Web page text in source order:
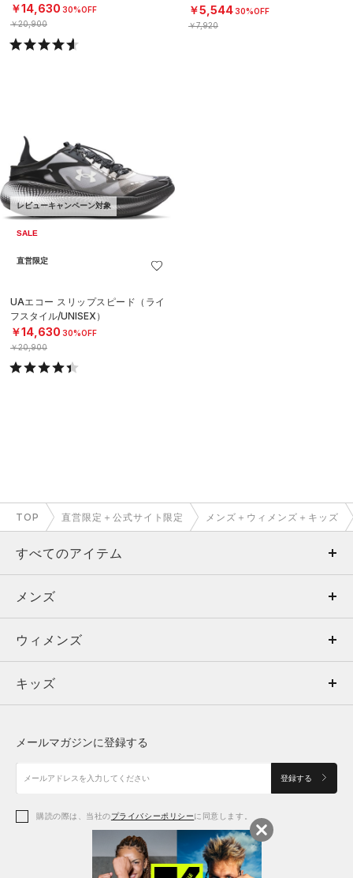
￥14,630 30%OFF
￥20,900
ング/MEN）
￥5,54430%OFF
￥7,920
レビューキャンペーン対象
SALE
直営限定
UAエコー スリップスピード（ライ
フスタイル/UNISEX）
￥14,630 30%OFF
￥20,900
TOP 直営限定＋公式サイト限定 メンズ＋ウィメンズ＋キッズ
すべてのアイテム
メンズ
ウィメンズ
キッズ
アクセサリー
メンズ
トップス
ボトムス
アクセサリー
ウィメンズ
トップス
シューズ
アクセサリー
キッズ
シューズ
メールマガジンに登録する
登録する
購読の際は、当社のプライバシーポリシーに同意します。